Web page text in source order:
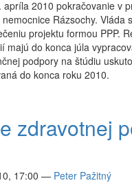
apríla 2010 pokračovanie v
Rázsochy. Vláda
projektu formou PPP.
majú do konca júla
podpory na štúdiu
do konca roku 2010.
zdravotnej
17:00 — Peter Pažitný